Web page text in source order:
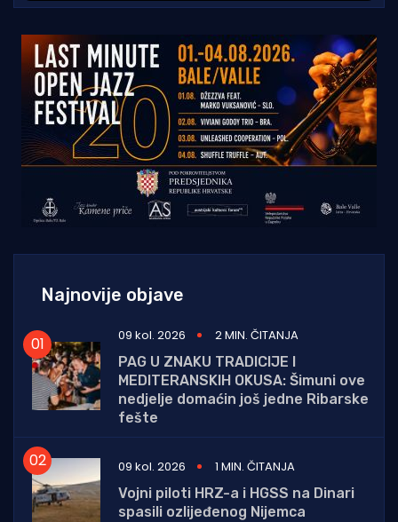
Najnovije objave
09 kol. 2026
2 MIN. ČITANJA
PAG U ZNAKU TRADICIJE I
MEDITERANSKIH OKUSA: Šimuni ove
nedjelje domaćin još jedne Ribarske
fešte
09 kol. 2026
1 MIN. ČITANJA
Vojni piloti HRZ-a i HGSS na Dinari
spasili ozlijeđenog Nijemca